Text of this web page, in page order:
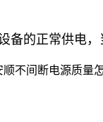
的正常供电，
不间断电源质量